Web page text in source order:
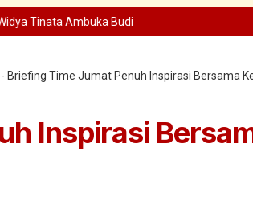
Ambuka Budi
- Briefing Time Jumat Penuh Inspirasi Bersama
Inspirasi